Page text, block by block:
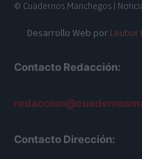
© Cuadernos Manchegos |
Desarrollo Web por Leubur
Contacto Redacción:
Contacto Dirección: